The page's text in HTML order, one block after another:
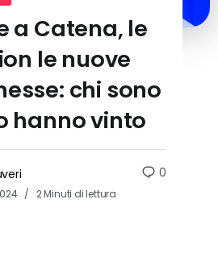
a Catena, le
le nuove
chi sono
hanno vinto
2 Minuti di lettura
0